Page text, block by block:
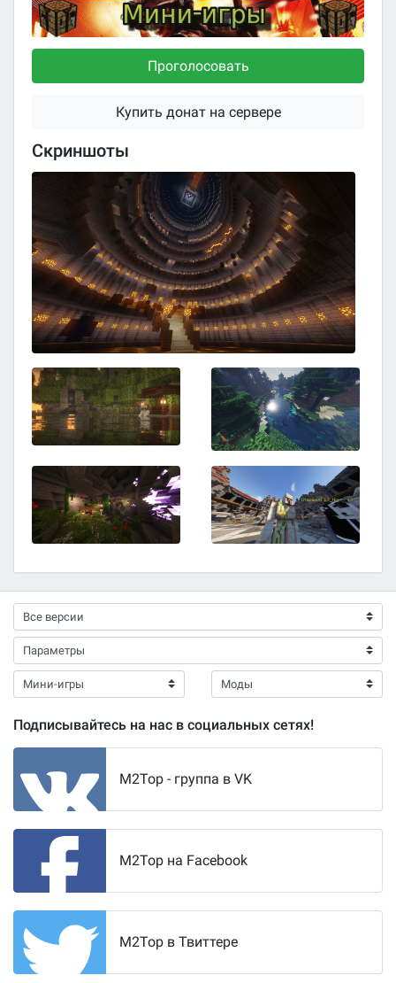
Проголосовать
Купить донат на сервере
Скриншоты
Подписывайтесь на нас в социальных сетях!
M2Top - группа в VK
M2Top на Facebook
M2Top в Твиттере